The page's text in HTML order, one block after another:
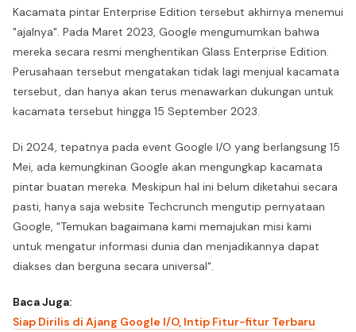
Kacamata pintar Enterprise Edition tersebut akhirnya menemui
"ajalnya". Pada Maret 2023, Google mengumumkan bahwa
mereka secara resmi menghentikan Glass Enterprise Edition.
Perusahaan tersebut mengatakan tidak lagi menjual kacamata
tersebut, dan hanya akan terus menawarkan dukungan untuk
kacamata tersebut hingga 15 September 2023.
Di 2024, tepatnya pada event Google I/O yang berlangsung 15
Mei, ada kemungkinan Google akan mengungkap kacamata
pintar buatan mereka. Meskipun hal ini belum diketahui secara
pasti, hanya saja website Techcrunch mengutip pernyataan
Google, "Temukan bagaimana kami memajukan misi kami
untuk mengatur informasi dunia dan menjadikannya dapat
diakses dan berguna secara universal".
Baca Juga:
Siap Dirilis di Ajang Google I/O, Intip Fitur-fitur Terbaru